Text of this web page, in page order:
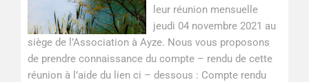
leur réunion mensuelle
jeudi 04 novembre 2021 au
siège de l’Association à Ayze. Nous vous proposons
de prendre connaissance du compte – rendu de cette
réunion à l’aide du lien ci – dessous : Compte rendu